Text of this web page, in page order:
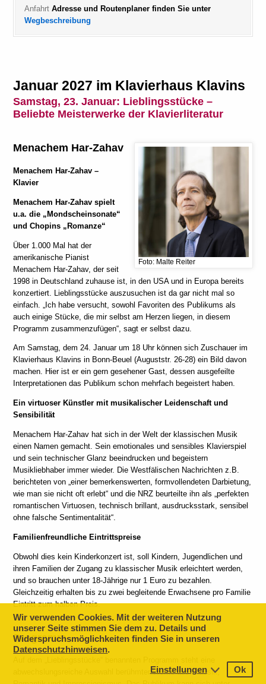
AnfahrtAdresse und Routenplaner finden Sie unter
Wegbeschreibung
Januar 2027 im Klavierhaus Klavins
Samstag, 23. Januar: Lieblingsstücke –
Beliebte Meisterwerke der Klavierliteratur
Foto: Malte Reiter
Menachem Har-Zahav
Menachem Har-Zahav –
Klavier
Menachem Har-Zahav spielt
u.a. die „Mondscheinsonate“
und Chopins „Romanze“
Über 1.000 Mal hat der
amerikanische Pianist
Menachem Har-Zahav, der seit
1998 in Deutschland zuhause ist, in den USA und in Europa bereits
konzertiert. Lieblingsstücke auszusuchen ist da gar nicht mal so
einfach. „Ich habe versucht, sowohl Favoriten des Publikums als
auch einige Stücke, die mir selbst am Herzen liegen, in diesem
Programm zusammenzufügen“, sagt er selbst dazu.
Am Samstag, dem 24. Januar um 18 Uhr können sich Zuschauer im
Klavierhaus Klavins in Bonn-Beuel (Auguststr. 26-28) ein Bild davon
machen. Hier ist er ein gern gesehener Gast, dessen ausgefeilte
Interpretationen das Publikum schon mehrfach begeistert haben.
Ein virtuoser Künstler mit musikalischer Leidenschaft und
Sensibilität
Menachem Har-Zahav hat sich in der Welt der klassischen Musik
einen Namen gemacht. Sein emotionales und sensibles Klavierspiel
und sein technischer Glanz beeindrucken und begeistern
Musikliebhaber immer wieder. Die Westfälischen Nachrichten z.B.
berichteten von „einer bemerkenswerten, formvollendeten Darbietung,
wie man sie nicht oft erlebt“ und die NRZ beurteilte ihn als „perfekten
romantischen Virtuosen, technisch brillant, ausdrucksstark, sensibel
ohne falsche Sentimentalität“.
Familienfreundliche Eintrittspreise
Obwohl dies kein Kinderkonzert ist, soll Kindern, Jugendlichen und
ihren Familien der Zugang zu klassischer Musik erleichtert werden,
und so brauchen unter 18-Jährige nur 1 Euro zu bezahlen.
Gleichzeitig erhalten bis zu zwei begleitende Erwachsene pro Familie
Eintritt zum halben Preis.
Programm
abwechslungsreiche Auswahl berühmter Werke aus Klassik,
Wir verwenden Cookies. Mit der weiteren Nutzung
unserer Seite stimmen Sie dem zu. Details und
Widerspruchsmöglichkeiten finden Sie in unseren
Datenschutzhinweisen.
Einstellungen
Ok